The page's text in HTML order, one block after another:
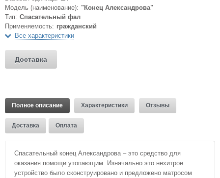
Модель (наименование): "Конец Александрова"
Тип: Спасательный фал
Применяемость: гражданский
Все характеристики
Доставка
Полное описание Характеристики Отзывы
Доставка Оплата
Спасательный конец Александрова – это средство для
оказания помощи утопающим. Изначально это нехитрое
устройство было сконструировано и предложено матросом